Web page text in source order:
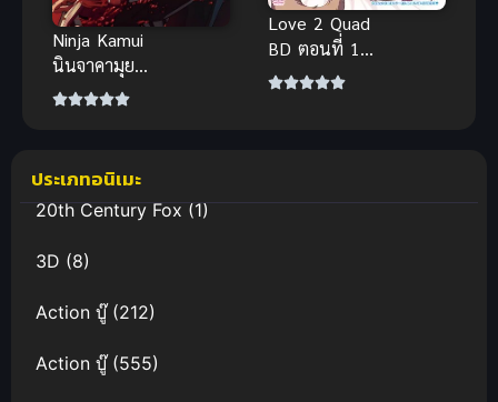
Ninja Kamui
นินจาคามุย
(ซับไทย)
Love 2 Quad
BD ตอนที่ 1-
3 ซับไทย
สรุปก่อ
ประเภทอนิเมะ
20th Century Fox(1)
3D (8)
Action บู๊(212)
Action บู๊(555)